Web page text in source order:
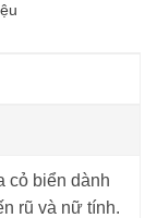
cỏ biển dành
rũ và nữ tính.